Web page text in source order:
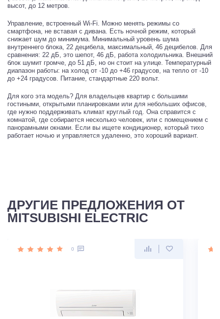
высот, до 12 метров.
Управление, встроенный Wi-Fi. Можно менять режимы со
смартфона, не вставая с дивана. Есть ночной режим, который
снижает шум до минимума. Минимальный уровень шума
внутреннего блока, 22 децибела, максимальный, 46 децибелов. Для
сравнения: 22 дБ, это шепот, 46 дБ, работа холодильника. Внешний
блок шумит громче, до 51 дБ, но он стоит на улице. Температурный
диапазон работы: на холод от -10 до +46 градусов, на тепло от -10
до +24 градусов. Питание, стандартные 220 вольт.
Для кого эта модель? Для владельцев квартир с большими
гостиными, открытыми планировками или для небольших офисов,
где нужно поддерживать климат круглый год. Она справится с
комнатой, где собирается несколько человек, или с помещением с
панорамными окнами. Если вы ищете кондиционер, который тихо
работает ночью и управляется удаленно, это хороший вариант.
ДРУГИЕ ПРЕДЛОЖЕНИЯ ОТ
MITSUBISHI ELECTRIC
0